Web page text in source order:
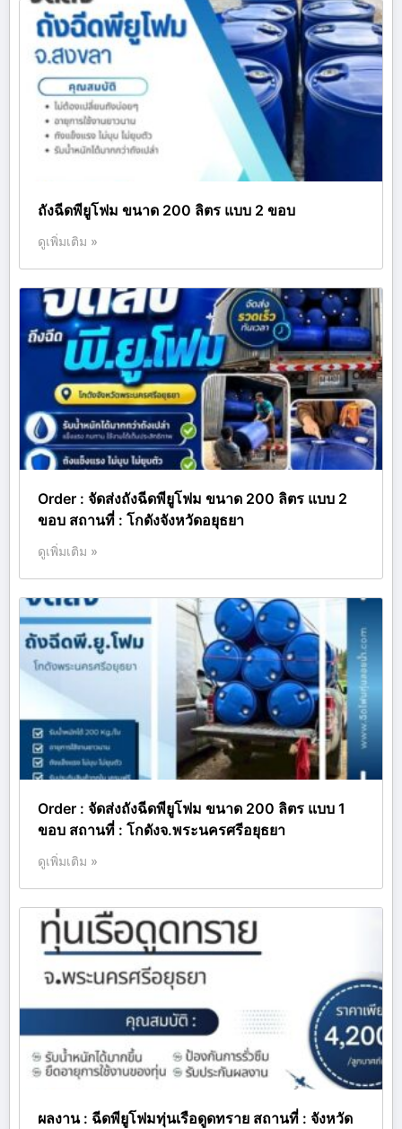
ถังฉีดพียูโฟม ขนาด 200 ลิตร แบบ 2 ขอบ
ดูเพิ่มเติม »
Order : จัดส่งถังฉีดพียูโฟม ขนาด 200 ลิตร แบบ 2
ขอบ สถานที่ : โกดังจังหวัดอยุธยา
ดูเพิ่มเติม »
Order : จัดส่งถังฉีดพียูโฟม ขนาด 200 ลิตร แบบ 1
ขอบ สถานที่ : โกดังจ.พระนครศรีอยุธยา
ดูเพิ่มเติม »
ผลงาน : ฉีดพียูโฟมทุ่นเรือดูดทราย สถานที่ : จังหวัด